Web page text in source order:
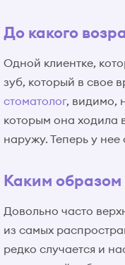
До какого
Одной клиентке,
зуб, который в свое
стоматолог, видимо,
которым она ходила
наружу. Теперь у
Каким
Довольно часто
из самых
редко случается и